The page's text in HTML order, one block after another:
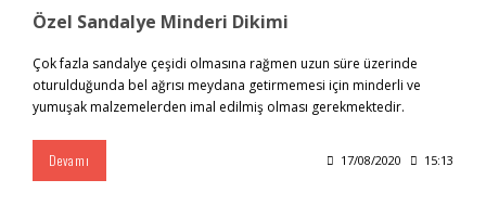
Özel Sandalye Minderi Dikimi
Çok fazla sandalye çeşidi olmasına rağmen uzun süre üzerinde
oturulduğunda bel ağrısı meydana getirmemesi için minderli ve
yumuşak malzemelerden imal edilmiş olması gerekmektedir.
Devamı 17/08/2020 15:13